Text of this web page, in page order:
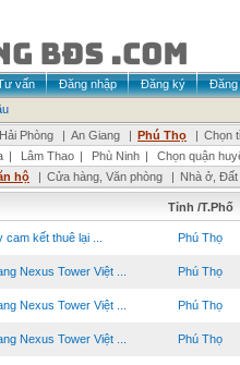
vấn Đăng nhập Đăng ký
Đăng
Hải Phòng | An Giang | Phú Thọ | Chọn
| Lâm Thao | Phù Ninh |
Chọn quận
hộ | Cửa hàng, Văn phòng | Nhà ở,
Tỉnh /T.Phố
kết thuê lại ... Phú Thọ
Nexus Tower Việt ... Phú Thọ
Nexus Tower Việt ... Phú Thọ
Nexus Tower Việt ... Phú Thọ